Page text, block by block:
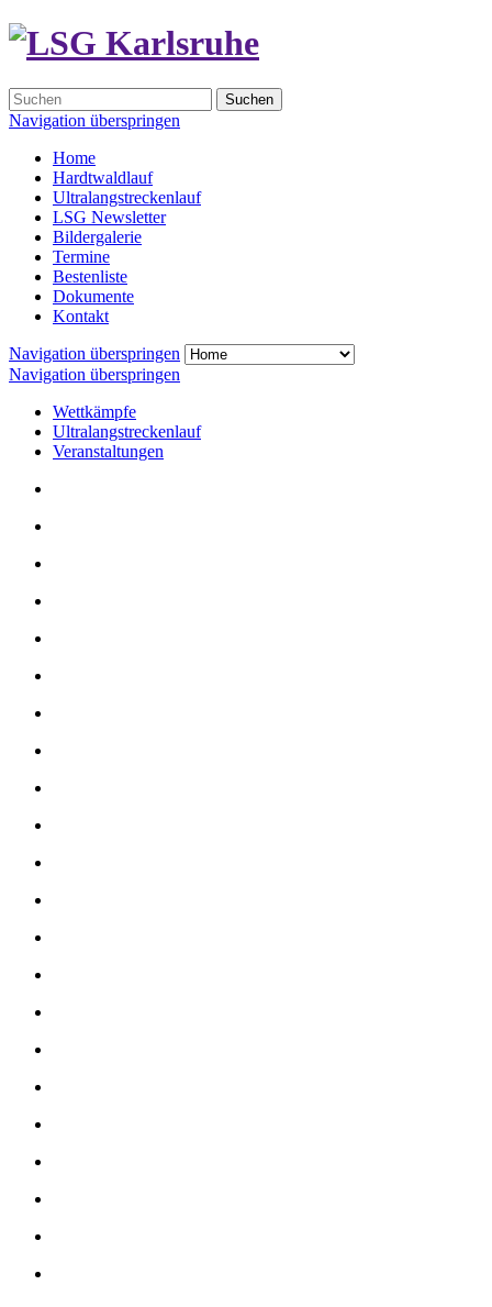
Suchen
Navigation überspringen
Home
Hardtwaldlauf
Ultralangstreckenlauf
LSG Newsletter
Bildergalerie
Termine
Bestenliste
Dokumente
Kontakt
Navigation überspringen
Navigation überspringen
Wettkämpfe
Ultralangstreckenlauf
Veranstaltungen